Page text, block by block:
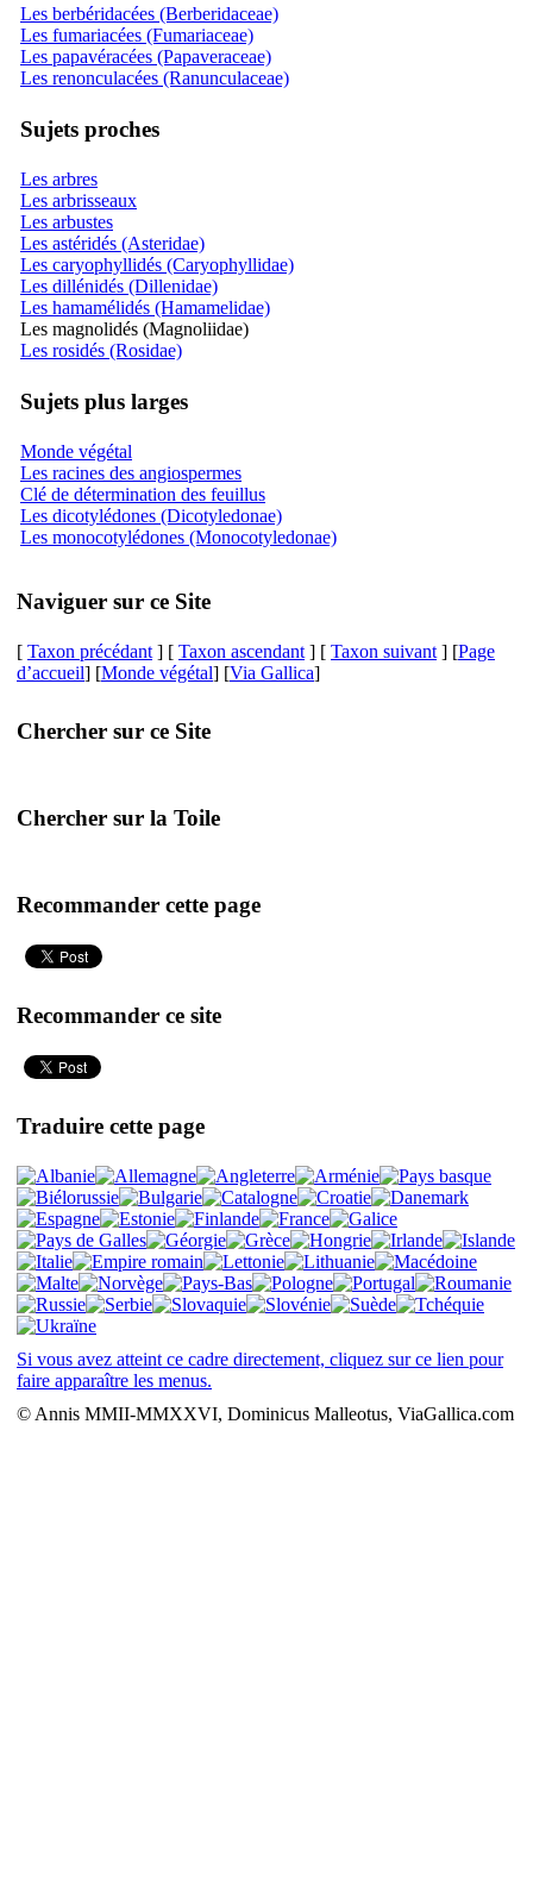
Les berbéridacées (Berberidaceae)
Les fumariacées (Fumariaceae)
Les papavéracées (Papaveraceae)
Les renonculacées (Ranunculaceae)
Sujets proches
Les arbres
Les arbrisseaux
Les arbustes
Les astéridés (Asteridae)
Les caryophyllidés (Caryophyllidae)
Les dillénidés (Dillenidae)
Les hamamélidés (Hamamelidae)
Les magnolidés (Magnoliidae)
Les rosidés (Rosidae)
Sujets plus larges
Monde végétal
Les racines des angiospermes
Clé de détermination des feuillus
Les dicotylédones (Dicotyledonae)
Les monocotylédones (Monocotyledonae)
Naviguer sur ce Site
[ Taxon précédant ] [ Taxon ascendant ] [ Taxon suivant ] [Page
d’accueil] [Monde végétal] [Via Gallica]
Chercher sur ce Site
Chercher sur la Toile
Recommander cette page
Recommander ce site
Traduire cette page
Si vous avez atteint ce cadre directement, cliquez sur ce lien pour
faire apparaître les menus.
© Annis MMII-MMXXVI, Dominicus Malleotus, ViaGallica.com